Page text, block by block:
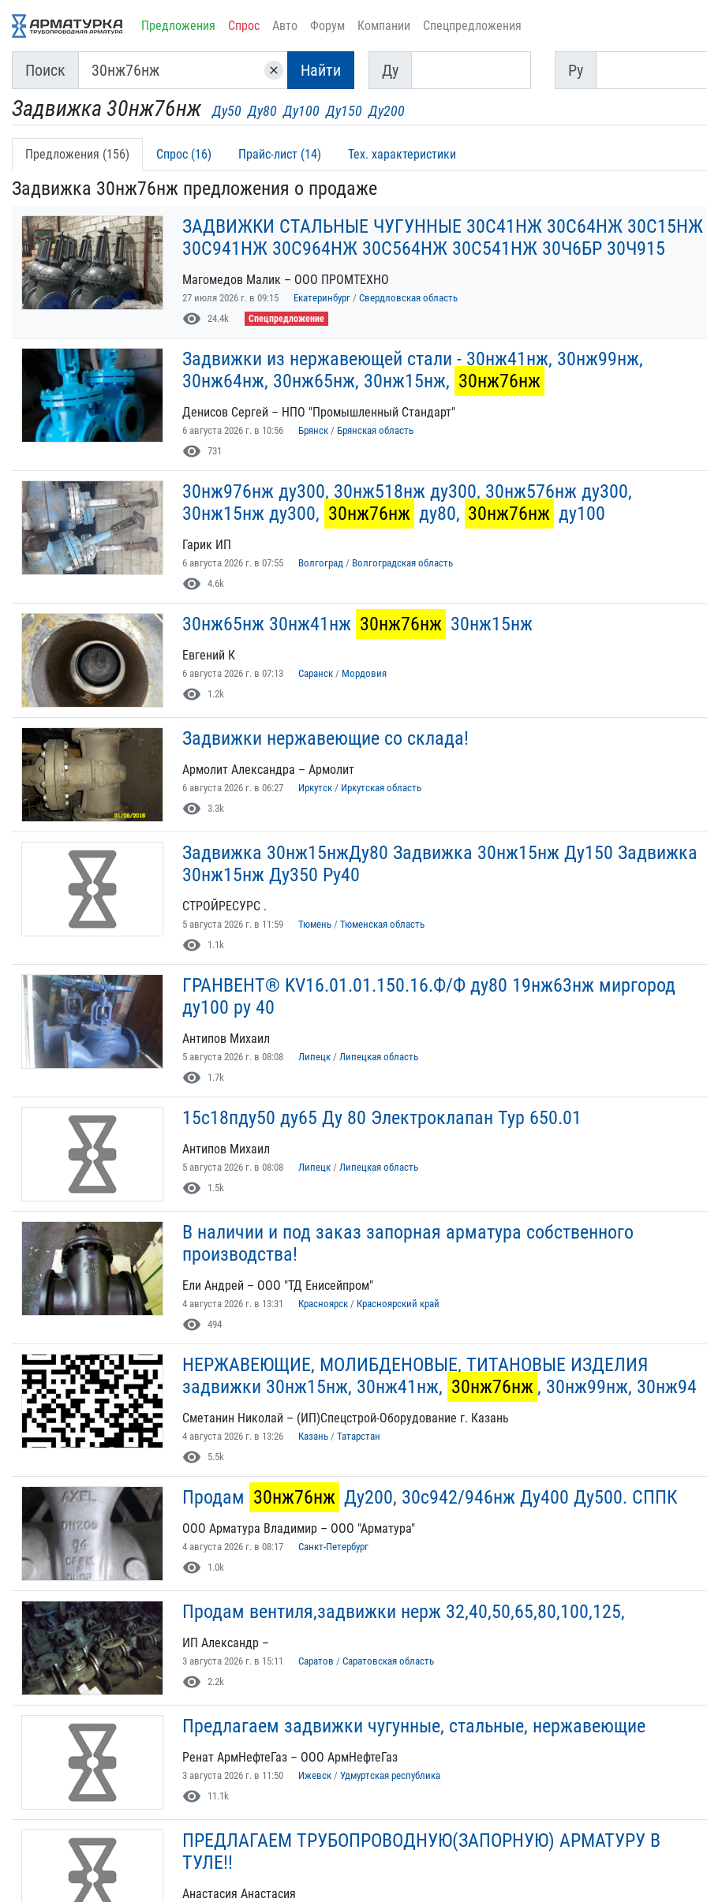
Предложения Спрос Авто Форум Компании Спецпредложения
Поиск clear Найти
Ду
Ду
Py
Py
Задвижка 30нж76нж Ду50 Ду80 Ду100 Ду150 Ду200
Предложения (156) Спрос (16) Прайс-лист (14) Тех. характеристики
Задвижка 30нж76нж предложения о продаже
ЗАДВИЖКИ СТАЛЬНЫЕ ЧУГУННЫЕ 30С41НЖ 30С64НЖ 30С15НЖ
30С941НЖ 30С964НЖ 30С564НЖ 30С541НЖ 30Ч6БР 30Ч915
Магомедов Малик – ООО ПРОМТЕХНО
27 июля 2026 г. в 09:15 Екатеринбург / Свердловская область
visibility 24.4k Спецпредложение
Задвижки из нержавеющей стали - 30нж41нж, 30нж99нж,
30нж64нж, 30нж65нж, 30нж15нж, 30нж76нж
Денисов Сергей – НПО "Промышленный Стандарт"
6 августа 2026 г. в 10:56 Брянск / Брянская область
visibility 731
30нж976нж ду300, 30нж518нж ду300, 30нж576нж ду300,
30нж15нж ду300, 30нж76нж ду80, 30нж76нж ду100
Гарик ИП
6 августа 2026 г. в 07:55 Волгоград / Волгоградская область
visibility 4.6k
30нж65нж 30нж41нж 30нж76нж 30нж15нж
Евгений К
6 августа 2026 г. в 07:13 Саранск / Мордовия
visibility 1.2k
Задвижки нержавеющие со склада!
Армолит Александра – Армолит
6 августа 2026 г. в 06:27 Иркутск / Иркутская область
visibility 3.3k
Задвижка 30нж15нжДу80 Задвижка 30нж15нж Ду150 Задвижка
30нж15нж Ду350 Ру40
СТРОЙРЕСУРС .
5 августа 2026 г. в 11:59 Тюмень / Тюменская область
visibility 1.1k
ГРАНВЕНТ® KV16.01.01.150.16.Ф/Ф ду80 19нж63нж миргород
ду100 ру 40
Антипов Михаил
5 августа 2026 г. в 08:08 Липецк / Липецкая область
visibility 1.7k
15с18пду50 ду65 Ду 80 Электроклапан Typ 650.01
Антипов Михаил
5 августа 2026 г. в 08:08 Липецк / Липецкая область
visibility 1.5k
В наличии и под заказ запорная арматура собственного
производства!
Ели Андрей – ООО "ТД Енисейпром"
4 августа 2026 г. в 13:31 Красноярск / Красноярский край
visibility 494
НЕРЖАВЕЮЩИЕ, МОЛИБДЕНОВЫЕ, ТИТАНОВЫЕ ИЗДЕЛИЯ
задвижки 30нж15нж, 30нж41нж, 30нж76нж , 30нж99нж, 30нж94
Сметанин Николай – (ИП)Спецстрой-Оборудование г. Казань
4 августа 2026 г. в 13:26 Казань / Татарстан
visibility 5.5k
Продам 30нж76нж Ду200, 30с942/946нж Ду400 Ду500. СППК
ООО Арматура Владимир – ООО "Арматура"
4 августа 2026 г. в 08:17 Санкт-Петербург
visibility 1.0k
Продам вентиля,задвижки нерж 32,40,50,65,80,100,125,
ИП Александр –
3 августа 2026 г. в 15:11 Саратов / Саратовская область
visibility 2.2k
Предлагаем задвижки чугунные, стальные, нержавеющие
Ренат АрмНефтеГаз – ООО АрмНефтеГаз
3 августа 2026 г. в 11:50 Ижевск / Удмуртская республика
visibility 11.1k
ПРЕДЛАГАЕМ ТРУБОПРОВОДНУЮ(ЗАПОРНУЮ) АРМАТУРУ В
ТУЛЕ!!
Анастасия Анастасия